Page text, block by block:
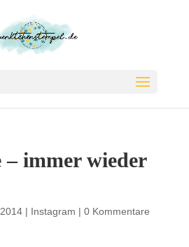
– immer wieder
| Instagram | 0 Kommentare